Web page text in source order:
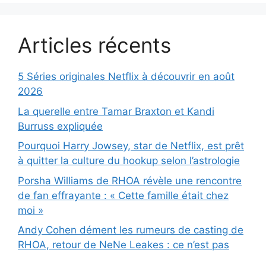
Articles récents
5 Séries originales Netflix à découvrir en août
2026
La querelle entre Tamar Braxton et Kandi
Burruss expliquée
Pourquoi Harry Jowsey, star de Netflix, est prêt
à quitter la culture du hookup selon l’astrologie
Porsha Williams de RHOA révèle une rencontre
de fan effrayante : « Cette famille était chez
moi »
Andy Cohen dément les rumeurs de casting de
RHOA, retour de NeNe Leakes : ce n’est pas